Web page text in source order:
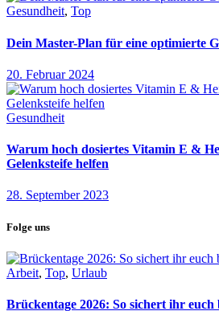
Gesundheit, Top
Dein Master-Plan für eine optimierte
20. Februar 2024
Gesundheit
Warum hoch dosiertes Vitamin E &
Gelenksteife helfen
28. September 2023
Folge uns
Arbeit, Top, Urlaub
Brückentage 2026: So sichert ihr